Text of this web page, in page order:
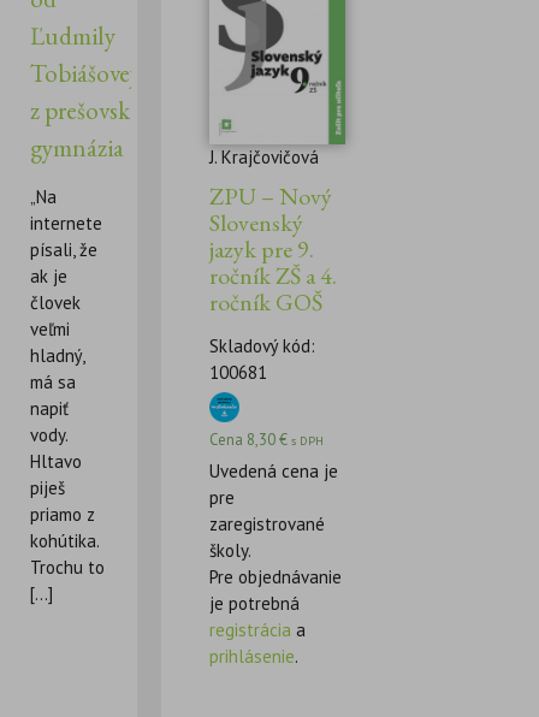
Ľudmily
Tobiášovej
z prešovského
gymnázia
„Na
internete
písali, že
ak je
človek
veľmi
hladný,
má sa
napiť
vody.
Hltavo
piješ
priamo z
kohútika.
Trochu to
[...]
J. Krajčovičová
ZPU – Nový
Slovenský
jazyk pre 9.
ročník ZŠ a 4.
ročník GOŠ
Skladový kód:
100681
Cena 8,30€ s DPH
Uvedená cena je
pre
zaregistrované
školy.
Pre objednávanie
je potrebná
registrácia a
prihlásenie.